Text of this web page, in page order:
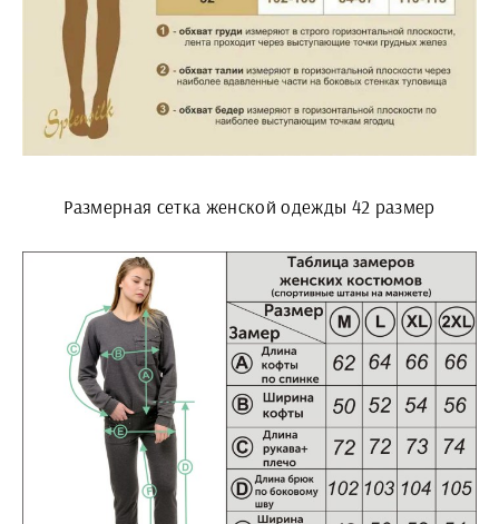
Размерная сетка женской одежды 42 размер